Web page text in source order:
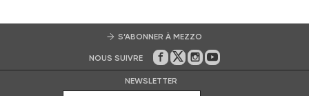
S’ABONNER À MEZZO
NOUS SUIVRE Sur Facebook
Sur Twitter
Sur Instagram
Sur Youtube
NEWSLETTER